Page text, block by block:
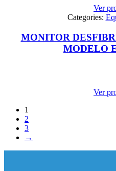
Ver
Categories:
MONITOR
MODELO
Ver
1
2
3
→